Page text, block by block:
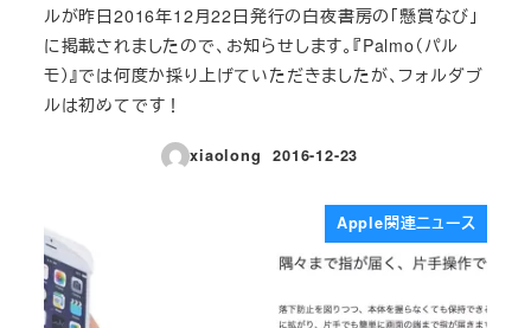
ルが昨日2016年12月22日発行の白夜書房の「懸賞なび」
に掲載されましたので、お知らせします。『Palmo（パル
モ）』では何度か採り上げていただきましたが、フォルダブ
ルは初めてです！
xiaolong
投稿日
2016-12-23
Apple関連ニュース